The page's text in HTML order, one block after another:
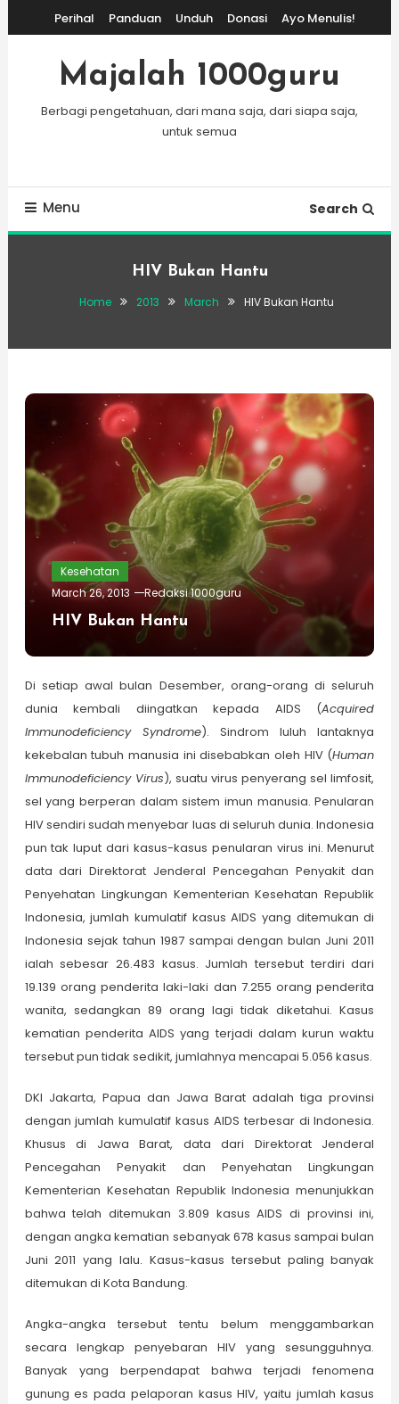
To
Content
Perihal Panduan Unduh Donasi Ayo Menulis!
Majalah 1000guru
Berbagi pengetahuan, dari mana saja, dari siapa saja,
untuk semua
Menu Search
HIV Bukan Hantu
Home 2013 March HIV Bukan Hantu
Kesehatan
March 26, 2013
Redaksi 1000guru
HIV Bukan Hantu
Di setiap awal bulan Desember, orang-orang di seluruh
dunia kembali diingatkan kepada AIDS (Acquired
Immunodeficiency Syndrome). Sindrom luluh lantaknya
kekebalan tubuh manusia ini disebabkan oleh HIV (Human
Immunodeficiency Virus), suatu virus penyerang sel limfosit,
sel yang berperan dalam sistem imun manusia. Penularan
HIV sendiri sudah menyebar luas di seluruh dunia. Indonesia
pun tak luput dari kasus-kasus penularan virus ini. Menurut
data dari Direktorat Jenderal Pencegahan Penyakit dan
Penyehatan Lingkungan Kementerian Kesehatan Republik
Indonesia, jumlah kumulatif kasus AIDS yang ditemukan di
Indonesia sejak tahun 1987 sampai dengan bulan Juni 2011
ialah sebesar 26.483 kasus. Jumlah tersebut terdiri dari
19.139 orang penderita laki-laki dan 7.255 orang penderita
wanita, sedangkan 89 orang lagi tidak diketahui. Kasus
kematian penderita AIDS yang terjadi dalam kurun waktu
tersebut pun tidak sedikit, jumlahnya mencapai 5.056 kasus.
DKI Jakarta, Papua dan Jawa Barat adalah tiga provinsi
dengan jumlah kumulatif kasus AIDS terbesar di Indonesia.
Khusus di Jawa Barat, data dari Direktorat Jenderal
Pencegahan Penyakit dan Penyehatan Lingkungan
Kementerian Kesehatan Republik Indonesia menunjukkan
bahwa telah ditemukan 3.809 kasus AIDS di provinsi ini,
dengan angka kematian sebanyak 678 kasus sampai bulan
Juni 2011 yang lalu. Kasus-kasus tersebut paling banyak
ditemukan di Kota Bandung.
Angka-angka tersebut tentu belum menggambarkan
secara lengkap penyebaran HIV yang sesungguhnya.
Banyak yang berpendapat bahwa terjadi fenomena
gunung es pada pelaporan kasus HIV, yaitu jumlah kasus